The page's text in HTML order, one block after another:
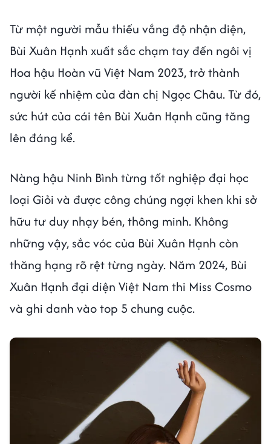
Từ một người mẫu thiếu vắng độ nhận diện,
Bùi Xuân Hạnh xuất sắc chạm tay đến ngôi vị
Hoa hậu Hoàn vũ Việt Nam 2023, trở thành
người kế nhiệm của đàn chị Ngọc Châu. Từ đó,
sức hút của cái tên Bùi Xuân Hạnh cũng tăng
lên đáng kể.
Nàng hậu Ninh Bình từng tốt nghiệp đại học
loại Giỏi và được công chúng ngợi khen khi sở
hữu tư duy nhạy bén, thông minh. Không
những vậy, sắc vóc của Bùi Xuân Hạnh còn
thăng hạng rõ rệt từng ngày. Năm 2024, Bùi
Xuân Hạnh đại diện Việt Nam thi Miss Cosmo
và ghi danh vào top 5 chung cuộc.